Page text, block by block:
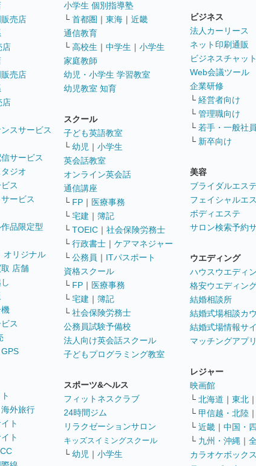
売店
店
売店
店
スサービス
サービス
ジオ
ス
ービス
品限定型
オリジナル
店舗
ス
海外旅行
ト
ト
小学生 個別指導塾
└ 首都圏 ｜ 東海 ｜ 近畿
通信教育
└ 高校生 ｜ 中学生 ｜ 小学生
家庭教師
幼児・小学生 学習教室
幼児教室 知育
スクール
子ども英語教室
└ 幼児 ｜ 小学生
英会話教室
オンライン英会話
通信講座
└ FP ｜ 医療事務
└ 宅建 ｜ 簿記
└ TOEIC ｜ 社会保険労務士
└ 行政書士 ｜ ケアマネジャー
└ 公務員 ｜ ITパスポート
資格スクール
└ FP ｜ 医療事務
└ 宅建 ｜ 簿記
└ 社会保険労務士
公務員試験予備校
法人向け英会話スクール
子どもプログラミング教室
スポーツ&ヘルス
フィットネスクラブ
24時間ジム
リラクゼーションサロン
キッズスイミングスクール
└ 幼児 ｜ 小学生
ビジネス
法人カーリース
ネット印刷通販
ビジネスチャッ
Web会議ツール
企業研修
└ 経営者向け
└ 管理職向け
└ 若手・一般社
└ 新卒向け
美容
ブライダルエス
フェイシャルエ
ボディエステ
サロン検索予約
ウエディング
ハウスウエディ
格安ウエディン
結婚相談所
結婚式場相談カ
結婚式場情報サ
マッチングアプ
レジャー
映画館
└ 北海道 ｜ 東北
└ 甲信越・北陸
└ 近畿 ｜ 中国・
└ 九州・沖縄 ｜
カラオケボック